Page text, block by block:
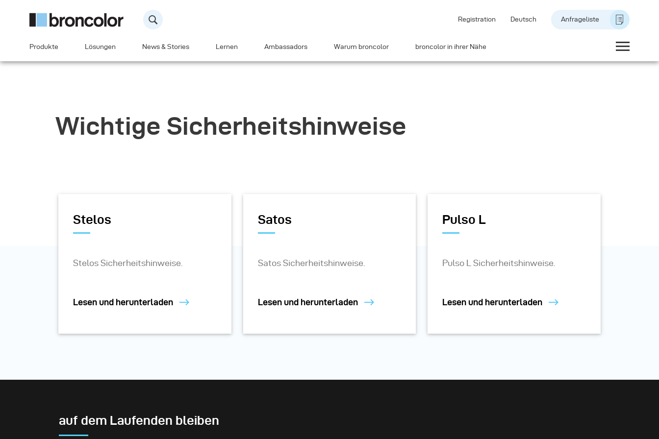
Registration Deutsch Anfrageliste
Produkte Lösungen News & Stories Lernen Ambassadors Warum broncolor broncolor in ihrer Nähe
Wichtige Sicherheitshinweise
Stelos
Stelos Sicherheitshinweise.
Lesen und herunterladen
Satos
Satos Sicherheitshinweise.
Lesen und herunterladen
Pulso L
Pulso L Sicherheitshinweise.
Lesen und herunterladen
auf dem Laufenden bleiben